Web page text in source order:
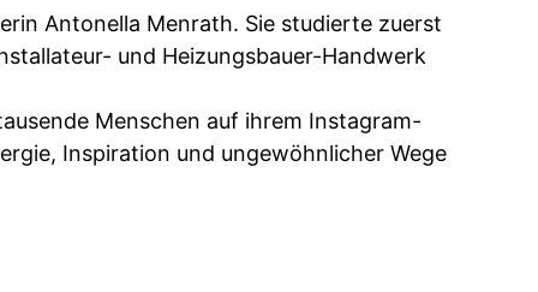
Antonella Menrath. Sie studierte zuerst
und Heizungsbauer-Handwerk
Menschen auf ihrem Instagram-
Inspiration und ungewöhnlicher Wege